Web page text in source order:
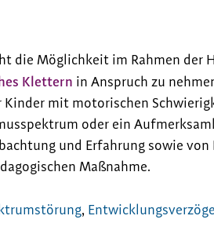
die Möglichkeit im Rahmen der
Klettern in Anspruch zu
mit motorischen
oder ein
und Erfahrung sowie
Maßnahme.
,